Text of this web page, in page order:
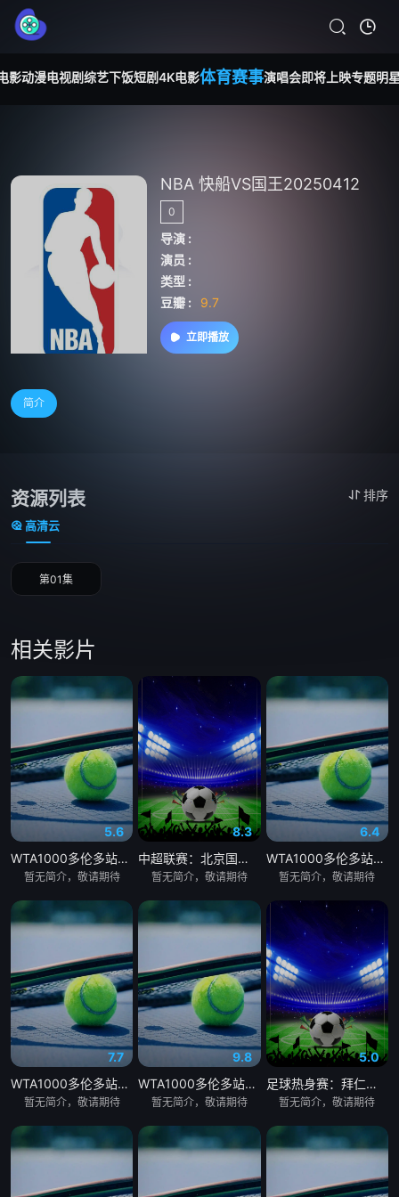
影动漫电视剧综艺下饭短剧4K电影体育赛事演唱会即将上映专题明
NBA 快船VS国王20250412
0
导演 :
演员 :
类型 :
豆瓣 :
9.7
立即播放
简介
资源列表 排序
高清云
第01集
相关影片
5.6
WTA1000多伦多站女单第三轮：格鲁比奇VS斯瓦泰克
暂无简介，敬请期待
8.3
中超联赛：北京国安VS深圳新鹏城20260807
暂无简介，敬请期待
6.4
WTA1000多伦多站女单第三轮：佩古拉VS拉克西莫娃
暂无简介，敬请期待
7.7
WTA1000多伦多站女单第三轮：斯维托丽娜VS波塔波娃
暂无简介，敬请期待
9.8
WTA1000多伦多站女单第三轮：萨巴伦卡VS张帅
暂无简介，敬请期待
5.0
足球热身赛：拜仁慕尼黑VS阿斯顿维拉20260807
暂无简介，敬请期待